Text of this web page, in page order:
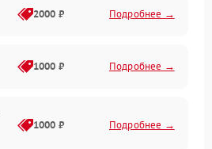
2000 ₽ Подробнее →
1000 ₽ Подробнее →
1000 ₽ Подробнее →